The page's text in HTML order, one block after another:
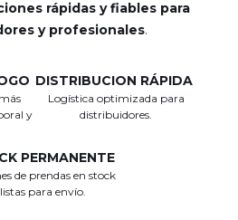
rápidas y fiables para
y profesionales.
y
DISTRIBUCION RÁPIDA
Logística optimizada para
distribuidores.
PERMANENTE
de prendas en stock
listas para envío.